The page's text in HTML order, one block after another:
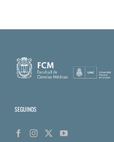
SEGUINOS